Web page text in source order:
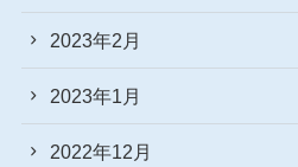
2023年2月
2023年1月
2022年12月